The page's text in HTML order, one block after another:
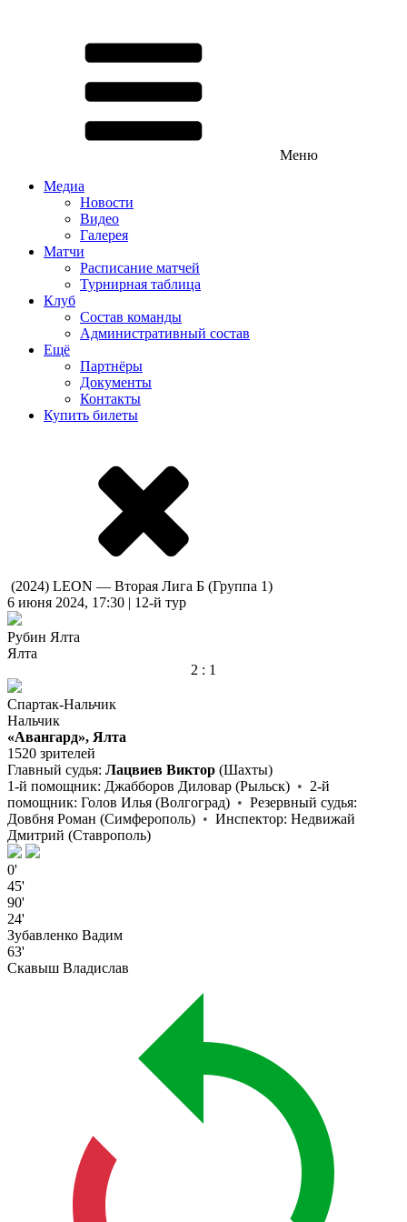
Меню
Медиа
Новости
Видео
Галерея
Матчи
Расписание матчей
Турнирная таблица
Клуб
Состав команды
Административный состав
Ещё
Партнёры
Документы
Контакты
Купить билеты
(2024) LEON — Вторая Лига Б (Группа 1)
6 июня 2024, 17:30 | 12-й тур
Рубин Ялта
Ялта
2 : 1
Спартак-Нальчик
Нальчик
«Авангард», Ялта
1520 зрителей
Главный судья: Лацвиев Виктор (Шахты)
1-й помощник: Джабборов Диловар (Рыльск) • 2-й
помощник: Голов Илья (Волгоград) • Резервный судья:
Довбня Роман (Симферополь) • Инспектор: Недвижай
Дмитрий (Ставрополь)
0'
45'
90'
24'
Зубавленко Вадим
63'
Скавыш Владислав